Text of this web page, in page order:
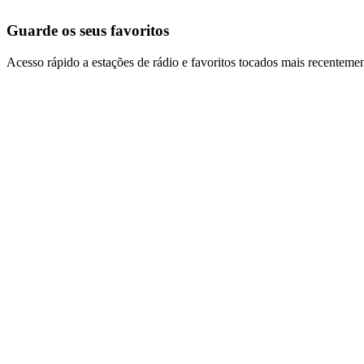
Guarde os seus favoritos
Acesso rápido a estações de rádio e favoritos tocados mais